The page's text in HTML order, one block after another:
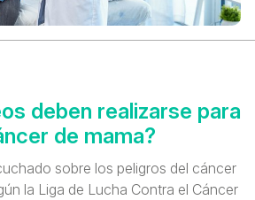
deben realizarse para
de mama?
sobre los peligros del cáncer
la Liga de Lucha Contra el Cáncer